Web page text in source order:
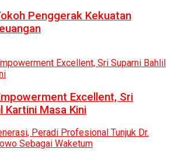
Penggerak Kekuatan
Excellent, Sri
Kartini Masa Kini